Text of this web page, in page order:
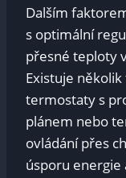
Dalším
s optimální
přesné teploty
Existuje
termostaty s
plánem nebo
ovládání přes
úsporu energie